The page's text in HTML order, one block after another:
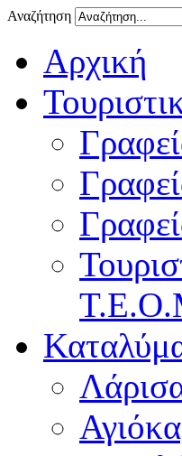
Αναζήτηση
Αρχική